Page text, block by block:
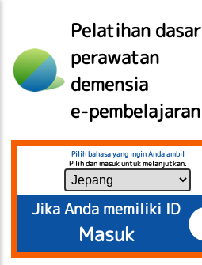
Pelatihan dasar
perawatan
demensia
e-pembelajaran
Pilih bahasa yang ingin Anda ambil
Pilih dan masuk untuk melanjutkan.
Jika Anda memiliki ID
Masuk